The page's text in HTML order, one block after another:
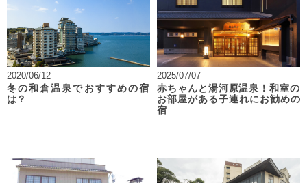
2020/06/12
冬の和倉温泉でおすすめの宿
は？
2025/07/07
赤ちゃんと湯河原温泉！和室の
お部屋がある子連れにお勧めの
宿